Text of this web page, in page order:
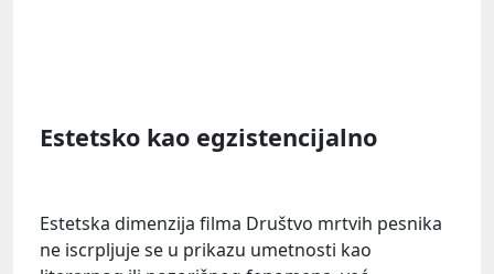
Estetsko kao egzistencijalno
Estetska dimenzija filma Društvo mrtvih pesnika
ne iscrpljuje se u prikazu umetnosti kao